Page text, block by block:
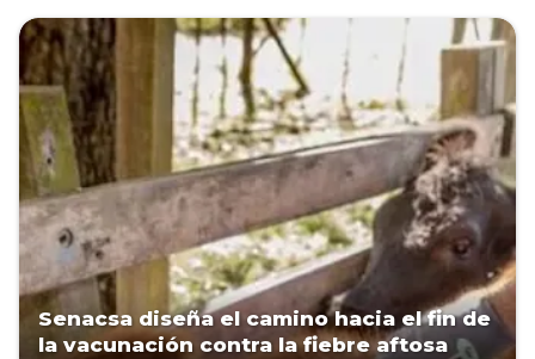
Senacsa diseña el camino hacia el fin de
la vacunación contra la fiebre aftosa